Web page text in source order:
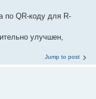
по QR-коду для R-
улучшен,
Jump to post